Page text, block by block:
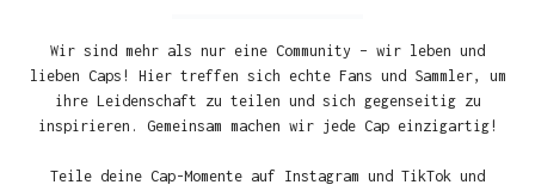
Wir sind mehr als nur eine Community – wir leben und
lieben Caps! Hier treffen sich echte Fans und Sammler, um
ihre Leidenschaft zu teilen und sich gegenseitig zu
inspirieren. Gemeinsam machen wir jede Cap einzigartig!
Teile deine Cap-Momente auf Instagram und TikTok und